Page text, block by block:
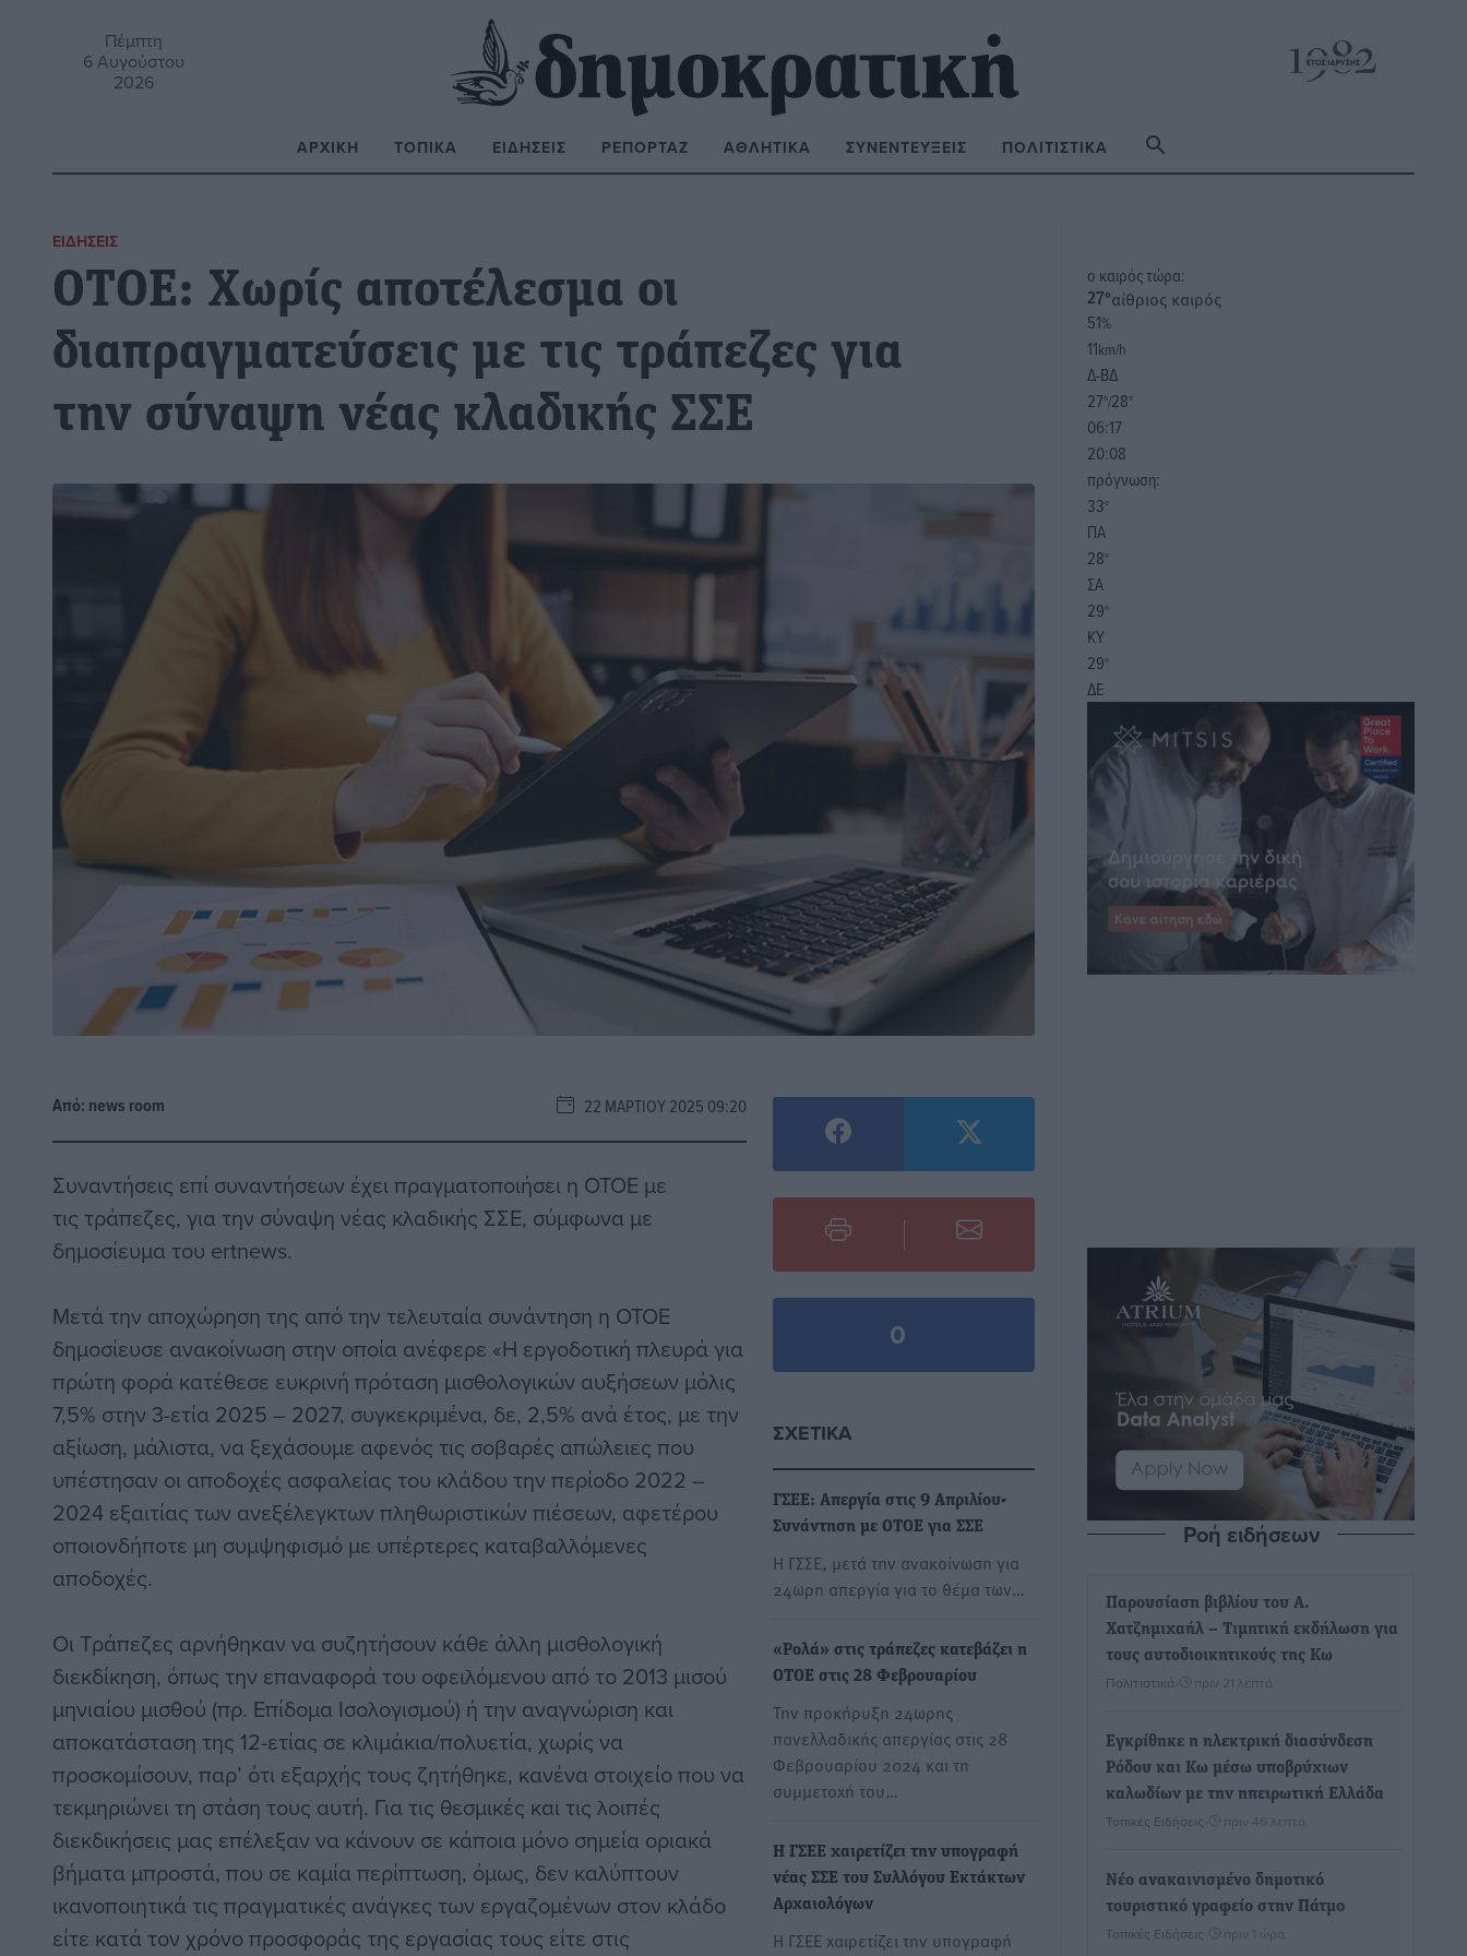
Πέμπτη
6 Αυγούστου
2026
ΑΡΧΙΚΉ ΤΟΠΙΚΆ ΕΙΔΉΣΕΙΣ ΡΕΠΟΡΤΆΖ ΑΘΛΗΤΙΚΆ ΣΥΝΕΝΤΕΎΞΕΙΣ ΠΟΛΙΤΙΣΤΙΚΆ
ΕΙΔΉΣΕΙΣ
ΟΤΟΕ: Χωρίς αποτέλεσμα οι
διαπραγματεύσεις με τις τράπεζες για
την σύναψη νέας κλαδικής ΣΣΕ
Από: news room 22 ΜΑΡΤΊΟΥ 2025 09:20
Συναντήσεις επί συναντήσεων έχει πραγματοποιήσει η ΟΤΟΕ με
τις τράπεζες, για την σύναψη νέας κλαδικής ΣΣΕ, σύμφωνα με
δημοσίευμα του ertnews.
Μετά την αποχώρηση της από την τελευταία συνάντηση η ΟΤΟΕ
δημοσίευσε ανακοίνωση στην οποία ανέφερε «Η εργοδοτική πλευρά για
πρώτη φορά κατέθεσε ευκρινή πρόταση μισθολογικών αυξήσεων μόλις
7,5% στην 3-ετία 2025 – 2027, συγκεκριμένα, δε, 2,5% ανά έτος, με την
αξίωση, μάλιστα, να ξεχάσουμε αφενός τις σοβαρές απώλειες που
υπέστησαν οι αποδοχές ασφαλείας του κλάδου την περίοδο 2022 –
2024 εξαιτίας των ανεξέλεγκτων πληθωριστικών πιέσεων, αφετέρου
οποιονδήποτε μη συμψηφισμό με υπέρτερες καταβαλλόμενες
αποδοχές.
Οι Τράπεζες αρνήθηκαν να συζητήσουν κάθε άλλη μισθολογική
διεκδίκηση, όπως την επαναφορά του οφειλόμενου από το 2013 μισού
μηνιαίου μισθού (πρ. Επίδομα Ισολογισμού) ή την αναγνώριση και
αποκατάσταση της 12-ετίας σε κλιμάκια/πολυετία, χωρίς να
προσκομίσουν, παρ’ ότι εξαρχής τους ζητήθηκε, κανένα στοιχείο που να
τεκμηριώνει τη στάση τους αυτή. Για τις θεσμικές και τις λοιπές
διεκδικήσεις μας επέλεξαν να κάνουν σε κάποια μόνο σημεία οριακά
βήματα μπροστά, που σε καμία περίπτωση, όμως, δεν καλύπτουν
ικανοποιητικά τις πραγματικές ανάγκες των εργαζομένων στον κλάδο
είτε κατά τον χρόνο προσφοράς της εργασίας τους είτε στις
0
ΣΧΕΤΙΚΆ
ΓΣΕΕ: Απεργία στις 9 Απριλίου-
Συνάντηση με ΟΤΟΕ για ΣΣΕ
Η ΓΣΣΕ, μετά την ανακοίνωση για
24ωρη απεργία για το θέμα των…
«Ρολά» στις τράπεζες κατεβάζει η
ΟΤΟΕ στις 28 Φεβρουαρίου
Την προκήρυξη 24ωρης
πανελλαδικής απεργίας στις 28
Φεβρουαρίου 2024 και τη
συμμετοχή του…
Η ΓΣΕΕ χαιρετίζει την υπογραφή
νέας ΣΣΕ του Συλλόγου Εκτάκτων
Αρχαιολόγων
Η ΓΣΕΕ χαιρετίζει την υπογραφή
o καιρός τώρα:
27°αίθριος καιρός
51%
11km/h
Δ-ΒΔ
27°/28°
06:17
20:08
πρόγνωση:
33°
ΠΑ
28°
ΣΑ
29°
ΚΥ
29°
ΔΕ
Ροή ειδήσεων
Παρουσίαση βιβλίου του Α.
Χατζημιχαήλ – Τιμητική εκδήλωση για
τους αυτοδιοικητικούς της Κω
Πολιτιστικά πριν 21 λεπτά
Εγκρίθηκε η ηλεκτρική διασύνδεση
Ρόδου και Κω μέσω υποβρύχιων
καλωδίων με την ηπειρωτική Ελλάδα
Τοπικές Ειδήσεις πριν 46 λεπτά
Νέο ανακαινισμένο δημοτικό
τουριστικό γραφείο στην Πάτμο
Τοπικές Ειδήσεις πριν 1 ώρα